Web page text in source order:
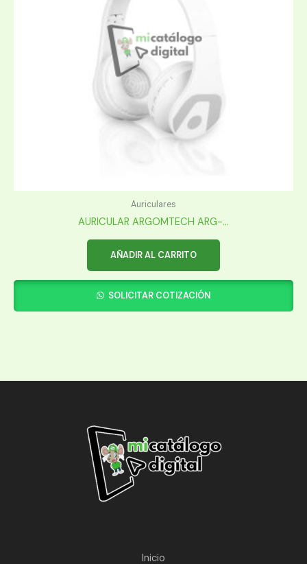
Auriculares
AURICULAR ARGOMTECH ARG-...
AÑADIR AL CARRITO
SOLICITAR COTIZACIÓN
Inicio